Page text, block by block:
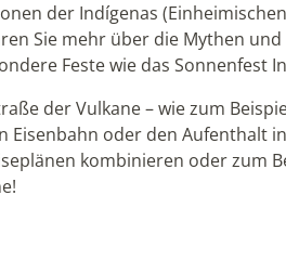
der Indígenas
Sie mehr über die Mythen und
Feste wie das Sonnenfest
der Vulkane – wie zum
oder den Aufenthalt
kombinieren oder zum